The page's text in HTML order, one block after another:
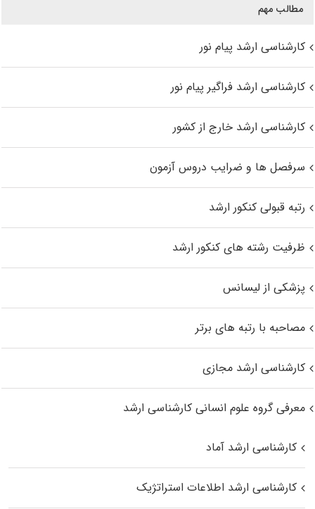
مطالب مهم
کارشناسی ارشد پیام نور
کارشناسی ارشد فراگیر پیام نور
کارشناسی ارشد خارج از کشور
سرفصل ها و ضرایب دروس آزمون
رتبه قبولی کنکور ارشد
ظرفیت رشته های کنکور ارشد
پزشکی از لیسانس
مصاحبه با رتبه های برتر
کارشناسی ارشد مجازی
معرفی گروه علوم انسانی کارشناسی ارشد
کارشناسی ارشد آماد
کارشناسی ارشد اطلاعات استراتژیک